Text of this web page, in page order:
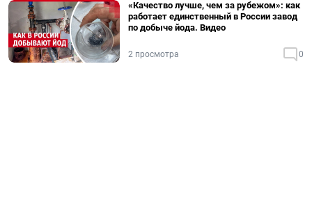
«Качество лучше, чем за рубежом»: как
работает единственный в России завод
по добыче йода. Видео
2 просмотра 0